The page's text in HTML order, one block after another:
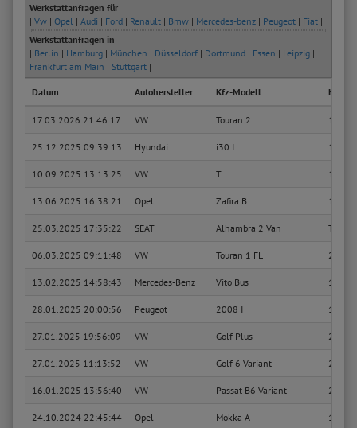
Werkstattanfragen für
| Vw | Opel | Audi | Ford | Renault | Bmw | Mercedes-benz | Peugeot | Fiat |
Werkstattanfragen in
| Berlin | Hamburg | München | Düsseldorf | Dortmund | Essen | Leipzig |
Frankfurt am Main | Stuttgart |
Datum Autohersteller Kfz-Modell Kfz-Typ
17.03.2026 21:46:17 VW Touran 2 1.6
25.12.2025 09:39:13 Hyundai i30 I 1.4
10.09.2025 13:13:25 VW T 1.5 TSI
13.06.2025 16:38:21 Opel Zafira B 1.6
25.03.2025 17:35:22 SEAT Alhambra 2 Van TDI
06.03.2025 09:11:48 VW Touran 1 FL 2.0
13.02.2025 14:58:43 Mercedes-Benz Vito Bus 113
28.01.2025 20:00:56 Peugeot 2008 I 1.6
27.01.2025 19:56:09 VW Golf Plus 2.0
27.01.2025 11:13:52 VW Golf 6 Variant 2.0
16.01.2025 13:56:40 VW Passat B6 Variant 2.0
24.10.2024 22:45:44 Opel Mokka A 1.6